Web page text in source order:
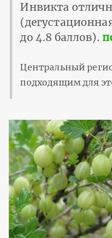
Инвикта
до 4.8 баллов).
Центральный
подходящим для